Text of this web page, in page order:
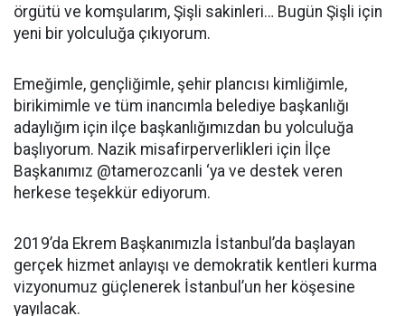
örgütü ve komşularım, Şişli sakinleri… Bugün Şişli için
yeni bir yolculuğa çıkıyorum.
Emeğimle, gençliğimle, şehir plancısı kimliğimle,
birikimimle ve tüm inancımla belediye başkanlığı
adaylığım için ilçe başkanlığımızdan bu yolculuğa
başlıyorum. Nazik misafirperverlikleri için İlçe
Başkanımız @tamerozcanli ‘ya ve destek veren
herkese teşekkür ediyorum.
2019’da Ekrem Başkanımızla İstanbul’da başlayan
gerçek hizmet anlayışı ve demokratik kentleri kurma
vizyonumuz güçlenerek İstanbul’un her köşesine
yayılacak.